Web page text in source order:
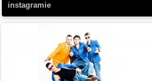
TEDE & SIR MICH - KICKDOWN /
DISCO NOIR
instagramie